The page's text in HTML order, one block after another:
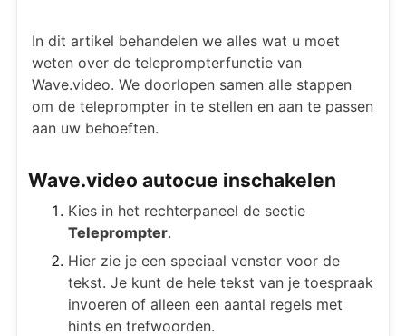
In dit artikel behandelen we alles wat u moet
weten over de teleprompterfunctie van
Wave.video. We doorlopen samen alle stappen
om de teleprompter in te stellen en aan te passen
aan uw behoeften.
Wave.video autocue inschakelen
Kies in het rechterpaneel de sectie
Teleprompter.
Hier zie je een speciaal venster voor de
tekst. Je kunt de hele tekst van je toespraak
invoeren of alleen een aantal regels met
hints en trefwoorden.